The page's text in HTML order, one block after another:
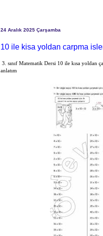
24 Aralık 2025 Çarşamba
10 ile kisa yoldan carpma
3. sınıf Matematik Dersi 10 ile kısa yoldan
anlatım